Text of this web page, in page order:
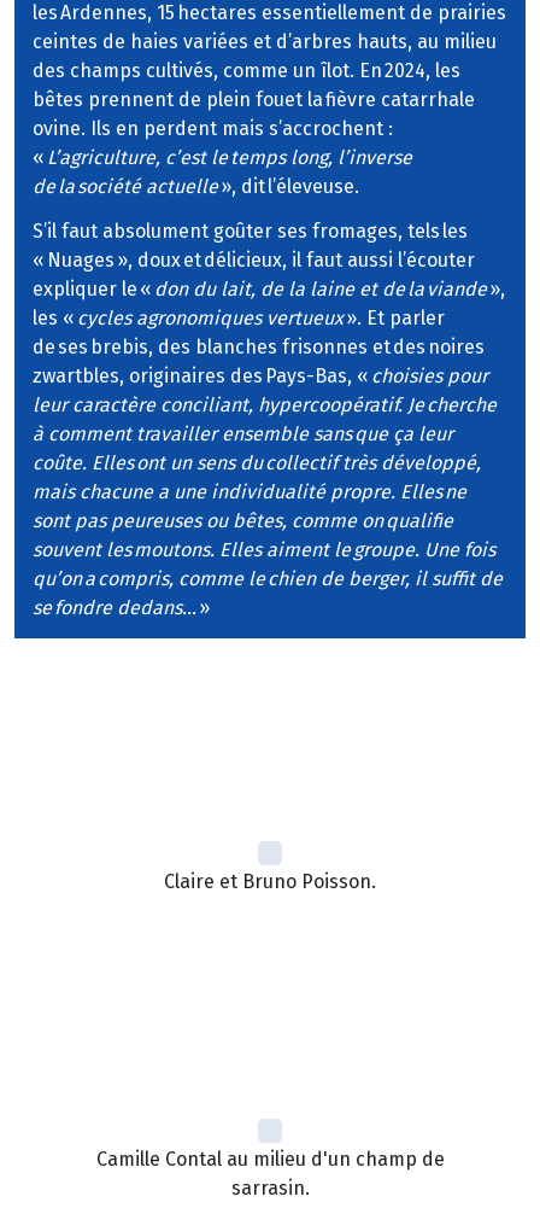
les Ardennes, 15 hectares essentiellement de prairies
ceintes de haies variées et d’arbres hauts, au milieu
des champs cultivés, comme un îlot. En 2024, les
bêtes prennent de plein fouet la fièvre catarrhale
ovine. Ils en perdent mais s’accrochent :
« L’agriculture, c’est le temps long, l’inverse
de la société actuelle», dit l’éleveuse.
S’il faut absolument goûter ses fromages, tels les
« Nuages », doux et délicieux, il faut aussi l’écouter
expliquer le « don du lait, de la laine et de la viande»,
les « cycles agronomiques vertueux». Et parler
de ses brebis, des blanches frisonnes et des noires
zwartbles, originaires des Pays-Bas, « choisies pour
leur caractère conciliant, hypercoopératif. Je cherche
à comment travailler ensemble sans que ça leur
coûte. Elles ont un sens du collectif très développé,
mais chacune a une individualité propre. Elles ne
sont pas peureuses ou bêtes, comme on qualifie
souvent les moutons. Elles aiment le groupe. Une fois
qu’on a compris, comme le chien de berger, il suffit de
se fondre dedans…»
Claire et Bruno Poisson.
Camille Contal au milieu d'un champ de
sarrasin.